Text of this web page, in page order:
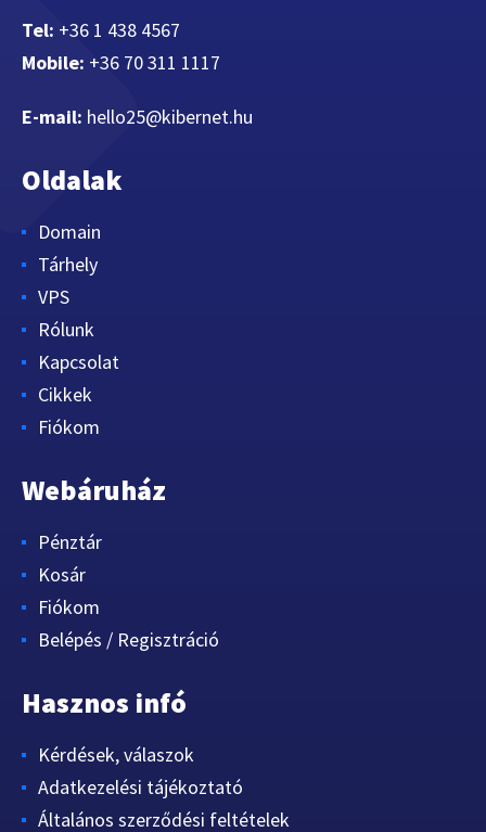
Tel: +36 1 438 4567
Mobile: +36 70 311 1117
E-mail: hello25@kibernet.hu
Oldalak
Domain
Tárhely
VPS
Rólunk
Kapcsolat
Cikkek
Fiókom
Webáruház
Pénztár
Kosár
Fiókom
Belépés / Regisztráció
Hasznos infó
Kérdések, válaszok
Adatkezelési tájékoztató
Általános szerződési feltételek